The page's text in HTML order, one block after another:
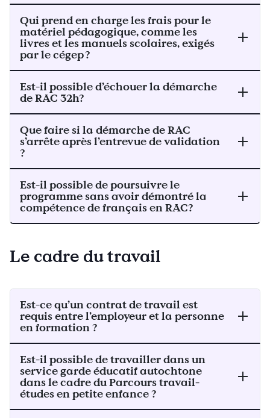
Qui prend en charge les frais pour le
matériel pédagogique, comme les
livres et les manuels scolaires, exigés
par le cégep ?
Est-il possible d’échouer la démarche
de RAC 32h?
Que faire si la démarche de RAC
s’arrête après l’entrevue de validation
?
Est-il possible de poursuivre le
programme sans avoir démontré la
compétence de français en RAC?
Le cadre du travail
Est-ce qu’un contrat de travail est
requis entre l’employeur et la personne
en formation ?
Est-il possible de travailler dans un
service garde éducatif autochtone
dans le cadre du Parcours travail-
études en petite enfance ?